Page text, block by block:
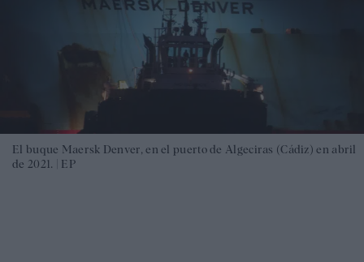
El buque Maersk Denver, en el puerto de Algeciras (Cádiz) en abril
de 2021. | EP